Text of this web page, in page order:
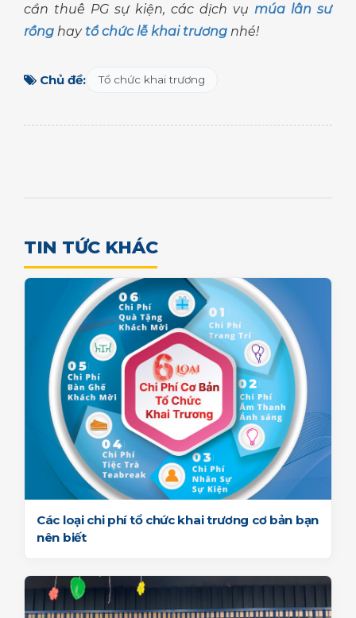
cần thuê PG sự kiện, các dịch vụ múa lân sư
rồng hay tổ chức lễ khai trương nhé!
Chủ đề: Tổ chức khai trương
TIN TỨC KHÁC
Các loại chi phí tổ chức khai trương cơ bản bạn
nên biết